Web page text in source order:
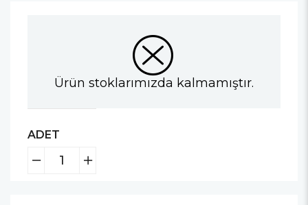
Ürün stoklarımızda kalmamıştır.
ADET